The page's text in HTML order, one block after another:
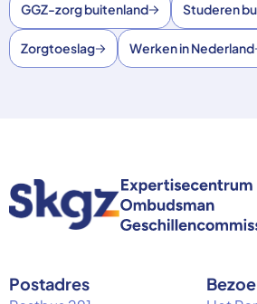
GGZ-zorg buitenland Studeren
Zorgtoeslag Werken in Nederland
Postadres